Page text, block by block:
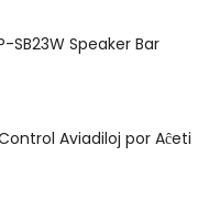
SB23W Speaker Bar
Aviadiloj por Aĉeti